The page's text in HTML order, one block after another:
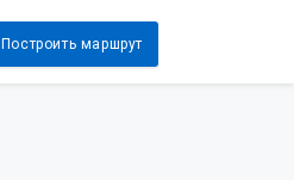
Построить маршрут